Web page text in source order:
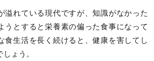
溢れている現代ですが、知識がなかった
うとすると栄養素の偏った食事になって
食生活を長く続けると、健康を害してし
ょう。